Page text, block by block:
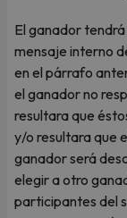
El ganador
mensaje interno
en el párrafo
el ganador no
resultara que
y/o resultara que
ganador será
elegir a otro
participantes del